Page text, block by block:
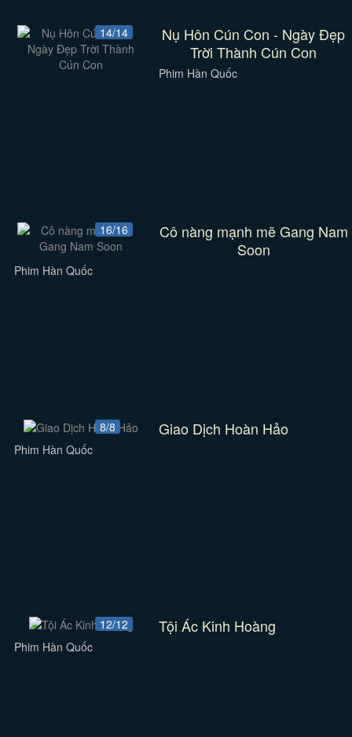
14/14
Nụ Hôn Cún Con - Ngày Đẹp
Trời Thành Cún Con
Phim Hàn Quốc
16/16
Cô nàng mạnh mẽ Gang Nam
Soon
Phim Hàn Quốc
8/8 Giao Dịch Hoàn Hảo
Phim Hàn Quốc
12/12 Tội Ác Kinh Hoàng
Phim Hàn Quốc